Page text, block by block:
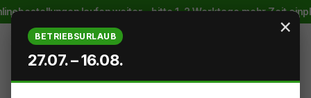
Zum Hauptinhalt springenlaufen weiter – bitte 1–2 Werktage mehr Zeit
×
BETRIEBSURLAUB
27.07. – 16.08.